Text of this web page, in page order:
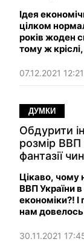
Ідея
цілком
років жоден
тому ж
внесків?
07.12.2021 12:21
ДУМКИ
Обдурити
розмір ВВП
фантазії
Цікаво, чому
ВВП України в
економіки?!
нам довелось
30.11.2021